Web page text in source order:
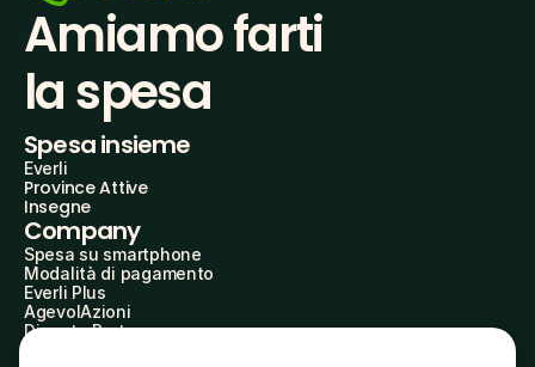
Amiamo farti
la spesa
Spesa insieme
Everli
Province Attive
Insegne
Company
Spesa su smartphone
Modalità di pagamento
Everli Plus
AgevolAzioni
Diventa Partner